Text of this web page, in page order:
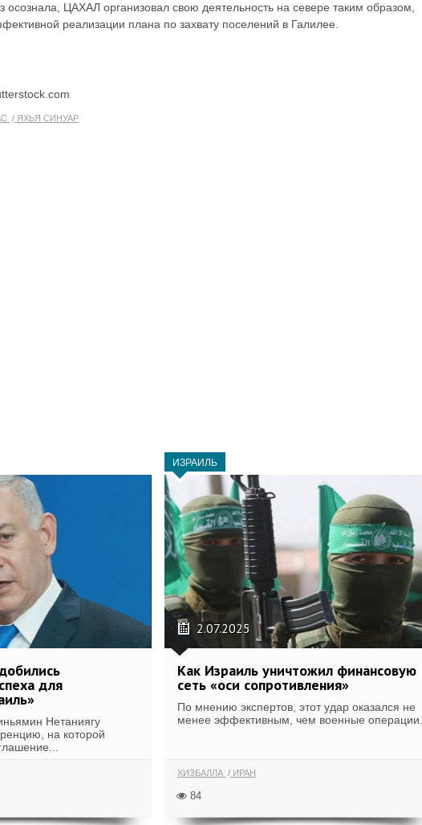
осознала, ЦАХАЛ организовал свою деятельность на севере таким образом,
реализации плана по захвату поселений в Галилее.
ЯХЬЯ СИНУАР
для
Нетаниягу
на которой
ИЗРАИЛЬ
2.07.2025
Как Израиль уничтожил финансовую
сеть «оси сопротивления»
По мнению экспертов, этот удар оказался не
менее эффективным, чем военные операции.
ХИЗБАЛЛА ИРАН
84